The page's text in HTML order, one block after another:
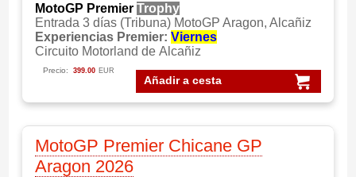
MotoGP Premier Trophy
Entrada 3 días (Tribuna) MotoGP Aragon, Alcañiz
Experiencias Premier: Viernes
Circuito Motorland de Alcañiz
Añadir a cesta
Precio: 399.00 EUR
MotoGP Premier Chicane GP
Aragon 2026